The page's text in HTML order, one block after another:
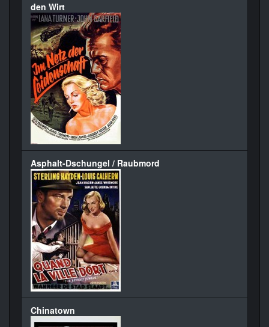
den Wirt
Asphalt-Dschungel / Raubmord
Chinatown